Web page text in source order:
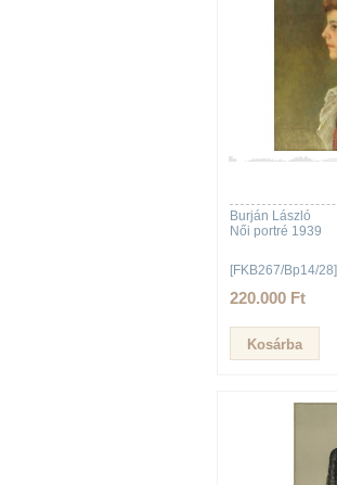
Burján László
Női portré 1939
[FKB267/Bp14/28]
220.000 Ft